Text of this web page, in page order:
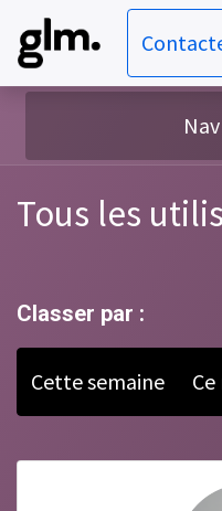
Nav
Tous les
Classer par :
Cette semaine